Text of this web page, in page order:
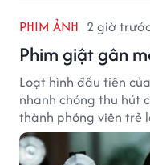
PHIM ẢNH 2 giờ
Phim giật gân
Loạt hình đầu tiên
nhanh chóng thu hút
thành phóng viên trẻ
phía sau một vụ ám